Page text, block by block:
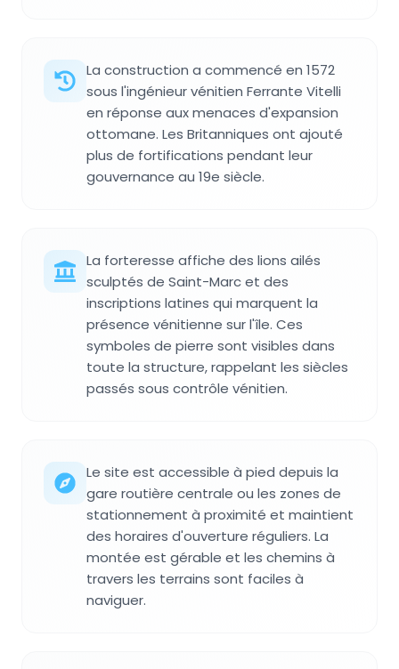
La construction a commencé en 1572
sous l'ingénieur vénitien Ferrante Vitelli
en réponse aux menaces d'expansion
ottomane. Les Britanniques ont ajouté
plus de fortifications pendant leur
gouvernance au 19e siècle.
La forteresse affiche des lions ailés
sculptés de Saint-Marc et des
inscriptions latines qui marquent la
présence vénitienne sur l'île. Ces
symboles de pierre sont visibles dans
toute la structure, rappelant les siècles
passés sous contrôle vénitien.
Le site est accessible à pied depuis la
gare routière centrale ou les zones de
stationnement à proximité et maintient
des horaires d'ouverture réguliers. La
montée est gérable et les chemins à
travers les terrains sont faciles à
naviguer.